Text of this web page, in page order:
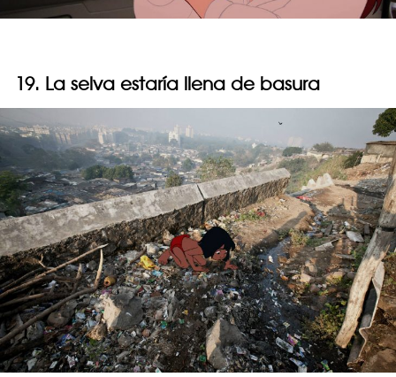
19. La selva estaría llena de basura